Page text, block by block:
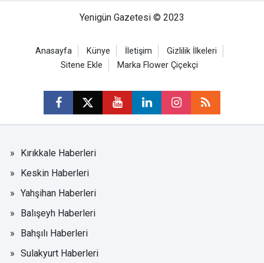
Yenigün Gazetesi © 2023
Anasayfa Künye İletişim
Gizlilik İlkeleri
Sitene Ekle
Marka Flower Çiçekçi
Kırıkkale Haberleri
Keskin Haberleri
Yahşihan Haberleri
Balışeyh Haberleri
Bahşılı Haberleri
Sulakyurt Haberleri